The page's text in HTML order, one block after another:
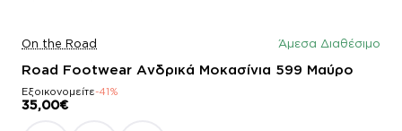
On the Road Άμεσα Διαθέσιμο
Road Footwear Ανδρικά Μοκασίνια 599 Μαύρο
Εξοικονομείτε-41%
35,00€